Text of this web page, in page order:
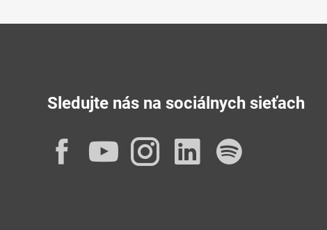
Sledujte nás na sociálnych sieťach
Facebook
YouTube
Instagram
LinkedIn